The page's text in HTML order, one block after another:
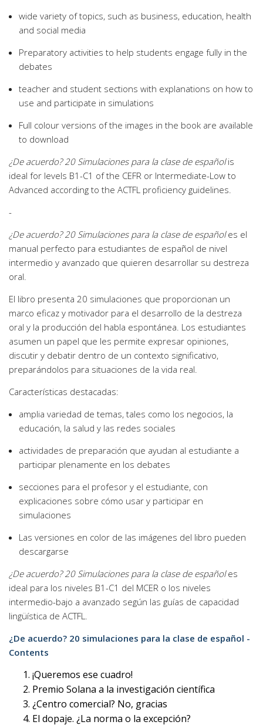
wide variety of topics, such as business, education, health
and social media
Preparatory activities to help students engage fully in the
debates
teacher and student sections with explanations on how to
use and participate in simulations
Full colour versions of the images in the book are available
to download
¿De acuerdo? 20 Simulaciones para la clase de españolis
ideal for levels B1-C1 of the CEFR or Intermediate-Low to
Advanced according to the ACTFL proficiency guidelines.
-
¿De acuerdo? 20 Simulaciones para la clase de españoles el
manual perfecto para estudiantes de español de nivel
intermedio y avanzado que quieren desarrollar su destreza
oral.
El libro presenta 20 simulaciones que proporcionan un
marco eficaz y motivador para el desarrollo de la destreza
oral y la producción del habla espontánea. Los estudiantes
asumen un papel que les permite expresar opiniones,
discutir y debatir dentro de un contexto significativo,
preparándolos para situaciones de la vida real.
Características destacadas:
amplia variedad de temas, tales como los negocios, la
educación, la salud y las redes sociales
actividades de preparación que ayudan al estudiante a
participar plenamente en los debates
secciones para el profesor y el estudiante, con
explicaciones sobre cómo usar y participar en
simulaciones
Las versiones en color de las imágenes del libro pueden
descargarse
¿De acuerdo? 20 Simulaciones para la clase de españoles
ideal para los niveles B1-C1 del MCER o los niveles
intermedio-bajo a avanzado según las guías de capacidad
lingüística de ACTFL.
¿De acuerdo? 20 simulaciones para la clase de español -
Contents
¡Queremos ese cuadro!
Premio Solana a la investigación científica
¿Centro comercial? No, gracias
El dopaje. ¿La norma o la excepción?